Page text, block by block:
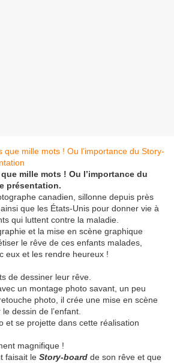
mille mots ! Ou l’importance du
présentation.
canadien, sillonne depuis près
que les États-Unis pour donner vie à
qui luttent contre la maladie.
et la mise en scène graphique
le rêve de ces enfants malades,
eux et les rendre heureux !
de dessiner leur rêve.
un montage photo savant, un peu
photo, il crée une mise en scène
dessin de l’enfant.
et se projette dans cette réalisation
magnifique !
faisait le Story-board de son rêve et que